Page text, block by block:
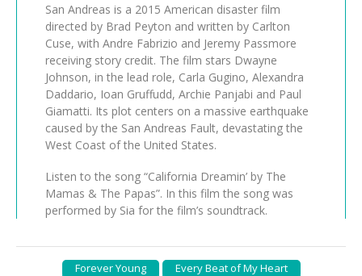
San Andreas is a 2015 American disaster film
directed by Brad Peyton and written by Carlton
Cuse, with Andre Fabrizio and Jeremy Passmore
receiving story credit. The film stars Dwayne
Johnson, in the lead role, Carla Gugino, Alexandra
Daddario, Ioan Gruffudd, Archie Panjabi and Paul
Giamatti. Its plot centers on a massive earthquake
caused by the San Andreas Fault, devastating the
West Coast of the United States.
Listen to the song “California Dreamin’ by The
Mamas & The Papas”. In this film the song was
performed by Sia for the film’s soundtrack.
Forever Young Every Beat of My Heart